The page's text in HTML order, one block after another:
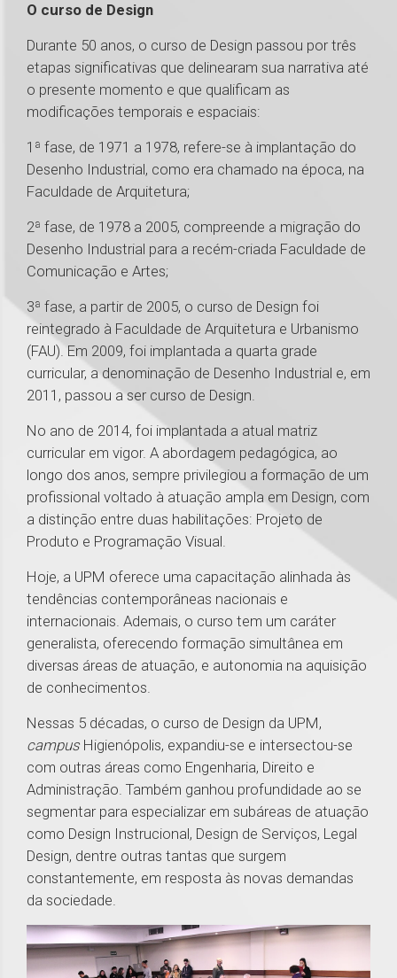
O curso de Design
Durante 50 anos, o curso de Design passou por três
etapas significativas que delinearam sua narrativa até
o presente momento e que qualificam as
modificações temporais e espaciais:
1ª fase, de 1971 a 1978, refere-se à implantação do
Desenho Industrial, como era chamado na época, na
Faculdade de Arquitetura;
2ª fase, de 1978 a 2005, compreende a migração do
Desenho Industrial para a recém-criada Faculdade de
Comunicação e Artes;
3ª fase, a partir de 2005, o curso de Design foi
reintegrado à Faculdade de Arquitetura e Urbanismo
(FAU). Em 2009, foi implantada a quarta grade
curricular, a denominação de Desenho Industrial e, em
2011, passou a ser curso de Design.
No ano de 2014, foi implantada a atual matriz
curricular em vigor. A abordagem pedagógica, ao
longo dos anos, sempre privilegiou a formação de um
profissional voltado à atuação ampla em Design, com
a distinção entre duas habilitações: Projeto de
Produto e Programação Visual.
Hoje, a UPM oferece uma capacitação alinhada às
tendências contemporâneas nacionais e
internacionais. Ademais, o curso tem um caráter
generalista, oferecendo formação simultânea em
diversas áreas de atuação, e autonomia na aquisição
de conhecimentos.
Nessas 5 décadas, o curso de Design da UPM,
campus Higienópolis, expandiu-se e intersectou-se
com outras áreas como Engenharia, Direito e
Administração. Também ganhou profundidade ao se
segmentar para especializar em subáreas de atuação
como Design Instrucional, Design de Serviços, Legal
Design, dentre outras tantas que surgem
constantemente, em resposta às novas demandas
da sociedade.